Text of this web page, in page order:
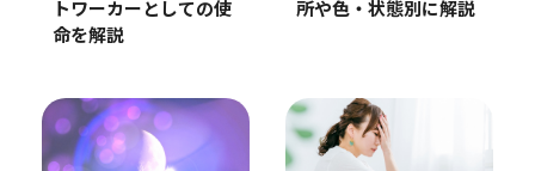
トワーカーとしての使
命を解説
所や色・状態別に解説